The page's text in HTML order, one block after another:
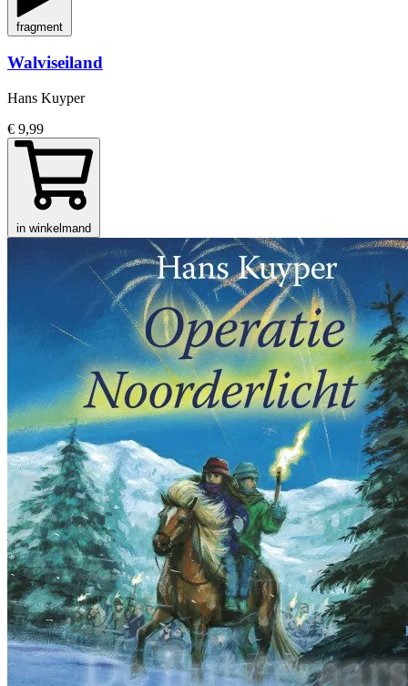
fragment
Walviseiland
Hans Kuyper
€ 9,99
in winkelmand